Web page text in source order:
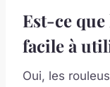
Est-ce
facile à
Oui, les